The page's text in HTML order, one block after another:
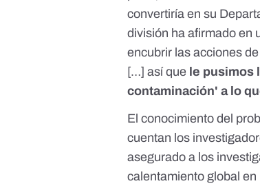
convertiría en su
división ha afirmado en
encubrir las acciones
[…] así que le pusimos
contaminación' a lo
El conocimiento del
cuentan los
asegurado a los
calentamiento global